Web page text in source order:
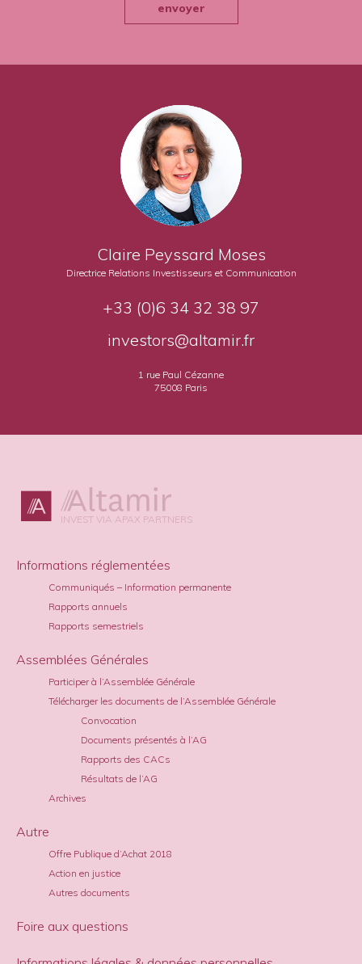
envoyer
Claire Peyssard Moses
Directrice Relations Investisseurs et Communication
+33 (0)6 34 32 38 97
investors@altamir.fr
1 rue Paul Cézanne
75008 Paris
INVEST VIA APAX PARTNERS
Informations réglementées
Communiqués – Information permanente
Rapports annuels
Rapports semestriels
Assemblées Générales
Participer à l’Assemblée Générale
Télécharger les documents de l’Assemblée Générale
Convocation
Documents présentés à l’AG
Rapports des CACs
Résultats de l’AG
Archives
Autre
Offre Publique d’Achat 2018
Action en justice
Autres documents
Foire aux questions